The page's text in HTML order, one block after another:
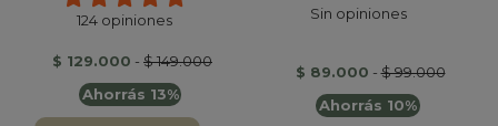
124 opiniones
$ 129.000 - $ 149.000
Ahorrás 13%
Sin opiniones
$ 89.000 -$ 99.000
Ahorrás 10%